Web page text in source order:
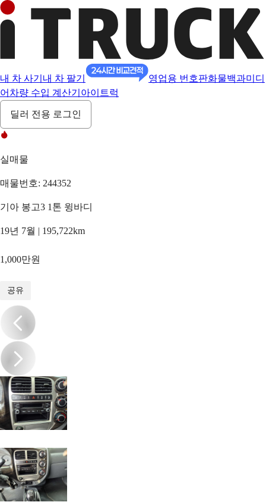
내 차 사기 내 차 팔기 영업용 번호판화물백과미디
어 차량 수입 계산기 아이트럭
딜러 전용 로그인
실매물
매물번호: 244352
기아 봉고3 1톤 윙바디
19년 7월 | 195,722km
1,000만원
공유
/14